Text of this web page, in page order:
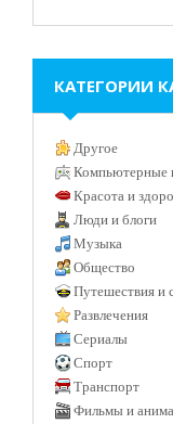
КАТЕГОРИИ
Другое
Компьютерные
Красота и
Люди и блоги
Музыка
Общество
Путешествия и
Развлечения
Сериалы
Спорт
Транспорт
Фильмы и